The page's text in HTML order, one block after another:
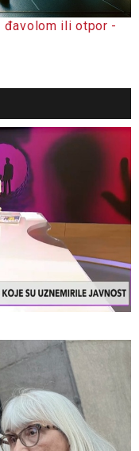
đavolom ili otpor -